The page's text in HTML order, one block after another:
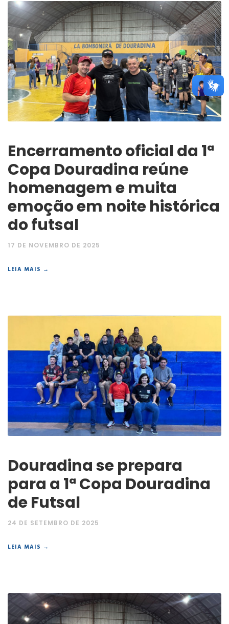
Encerramento oficial da 1ª
Copa Douradina reúne
homenagem e muita
emoção em noite histórica
do futsal
17 DE NOVEMBRO DE 2025
LEIA MAIS →
Douradina se prepara
para a 1ª Copa Douradina
de Futsal
24 DE SETEMBRO DE 2025
LEIA MAIS →